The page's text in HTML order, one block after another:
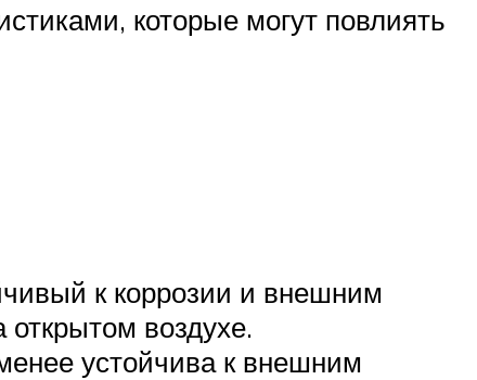
которые могут повлиять
к коррозии и внешним
воздухе.
устойчива к внешним